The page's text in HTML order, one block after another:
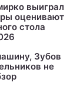
выиграл
оценивают
стола
Зубов
не